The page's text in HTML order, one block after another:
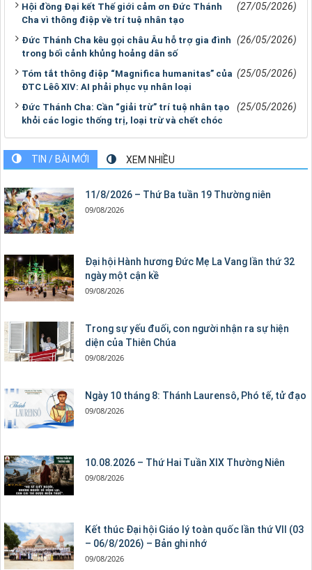
Hội đồng Đại kết Thế giới cảm ơn Đức Thánh
Cha vì thông điệp về trí tuệ nhân tạo
(27/05/2026)
Đức Thánh Cha kêu gọi châu Âu hỗ trợ gia đình
trong bối cảnh khủng hoảng dân số
(26/05/2026)
Tóm tắt thông điệp “Magnifica humanitas” của
ĐTC Lêô XIV: AI phải phục vụ nhân loại
(25/05/2026)
Đức Thánh Cha: Cần “giải trừ” trí tuệ nhân tạo
khỏi các logic thống trị, loại trừ và chết chóc
(25/05/2026)
TIN / BÀI MỚI XEM NHIỀU
11/8/2026 – Thứ Ba tuần 19 Thường niên
09/08/2026
Đại hội Hành hương Đức Mẹ La Vang lần thứ 32
ngày một cận kề
09/08/2026
Trong sự yếu đuối, con người nhận ra sự hiện
diện của Thiên Chúa
09/08/2026
Ngày 10 tháng 8: Thánh Laurensô, Phó tế, tử đạo
09/08/2026
10.08.2026 – Thứ Hai Tuần XIX Thường Niên
09/08/2026
Kết thúc Đại hội Giáo lý toàn quốc lần thứ VII (03
– 06/8/2026) – Bản ghi nhớ
09/08/2026